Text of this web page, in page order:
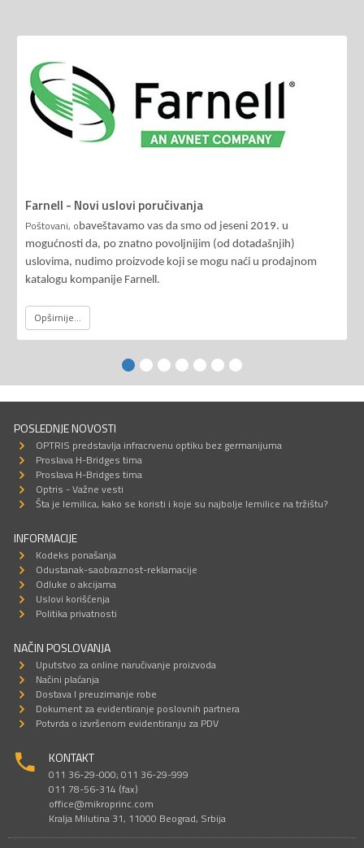
Farnell - Novi uslovi poručivanja
Poštovani, o baveštavamo vas da smo od jeseni 2019. u
mogućnosti da, po znatno povoljnijim (od dotadašnjih)
uslovima, nudimo proizvode koji se mogu naći u prodajnom
katalogu kompanije Farnell.
Opširnije...
POSLEDNJE NOVOSTI
OPTRIS predstavlja infracrvenu optiku bez germanijuma
Proslava H-Bridges tima
Proslava H-Bridges tima
Optris - Važne vesti
Šta je lemilica, kako se koristi i koje su najbolje lemilice na tržištu?
INFORMACIJE
Kodeks ponašanja
Odustanak-saobraznost-reklamacije
Odluke o akcijama
Uslovi korišćenja
Politika privatnosti
NAČIN POSLOVANJA
Uputstvo za online naručivanje proizvoda
Načini plaćanja
Dostava I preuzimanje robe
Dokument za evidentiranje poslovnih partnera
Potvrda o izvršenom evidentiranju za PDV
KONTAKT
011 36-29-000; 011 36-29-999
011 78-56-314 (fax)
office@mikroprinc.com
Kralja Milutina 31, 11000 Beograd, Srbija